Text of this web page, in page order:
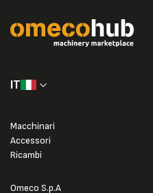
IT
Omeco S.p.A
Macchinari
Accessori
Ricambi